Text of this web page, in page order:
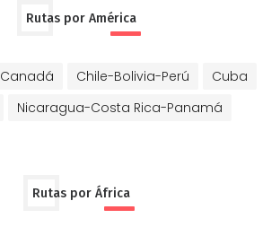
Rutas por América
Canadá Chile-Bolivia-Perú
Cuba
Nicaragua-Costa Rica-Panamá
Rutas por África